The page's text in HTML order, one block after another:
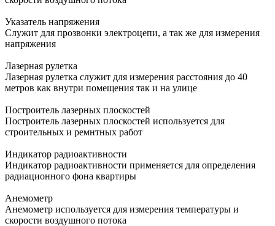
Указатель напряжения
Служит для прозвонки электроцепи, а так же для измерения
напряжения
Лазерная рулетка
Лазерная рулетка служит для измерения расстояния до 40
метров как внутри помещения так и на улице
Построитель лазерных плоскостей
Построитель лазерных плоскостей используется для
строительных и ремнтных работ
Индикатор радиоактивности
Индикатор радиоактивности применяется для определения
радиационного фона квартиры
Анемометр
Анемометр используется для измерения температуры и
скорости воздушного потока